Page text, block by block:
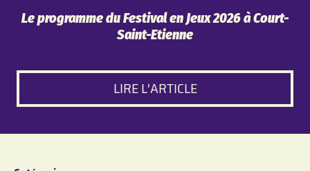
Le programme du Festival en Jeux 2026 à Court-
Saint-Etienne
LIRE L'ARTICLE